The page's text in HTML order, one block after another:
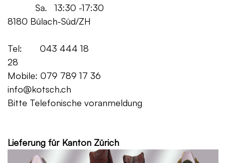
Sa. 13:30 -17:30
8180 Bülach-Süd/ZH
Tel: 043 444 18
28
Mobile: 079 789 17 36
info@kotsch.ch
Bitte Telefonische voranmeldung
Lieferung für Kanton Zürich